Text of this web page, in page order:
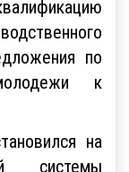
по
к
на
системы